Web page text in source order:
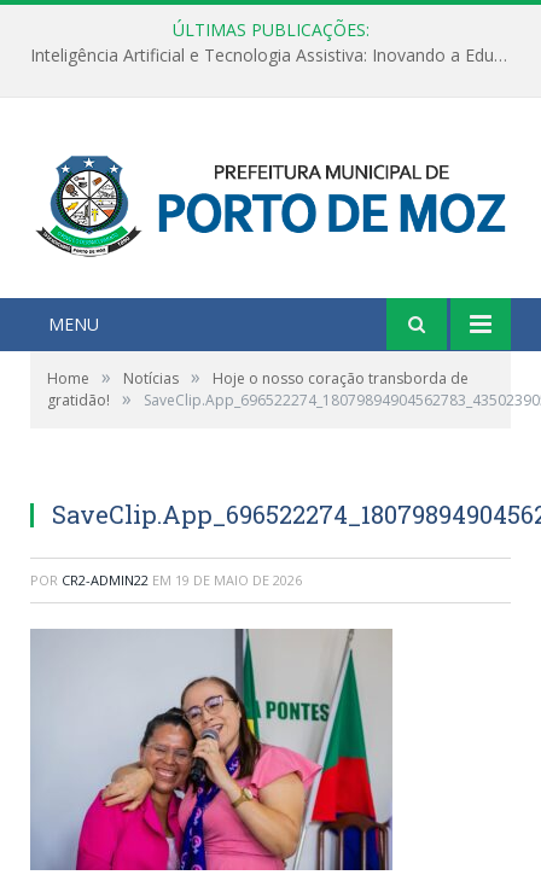
ÚLTIMAS PUBLICAÇÕES:
Inteligência Artificial e Tecnologia Assistiva: Inovando a Educação Especial e Inclusiva
MENU
Home » Notícias »
Hoje o nosso coração transborda de
gratidão!
»
POR CR2-ADMIN22 EM 19 DE MAIO DE 2026